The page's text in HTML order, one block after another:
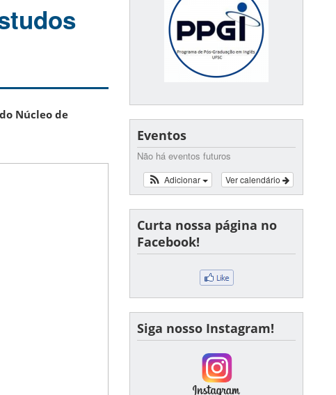
Núcleo de
Eventos
Não há eventos futuros
Ver calendário
Adicionar
Curta nossa página no
Facebook!
Siga nosso Instagram!